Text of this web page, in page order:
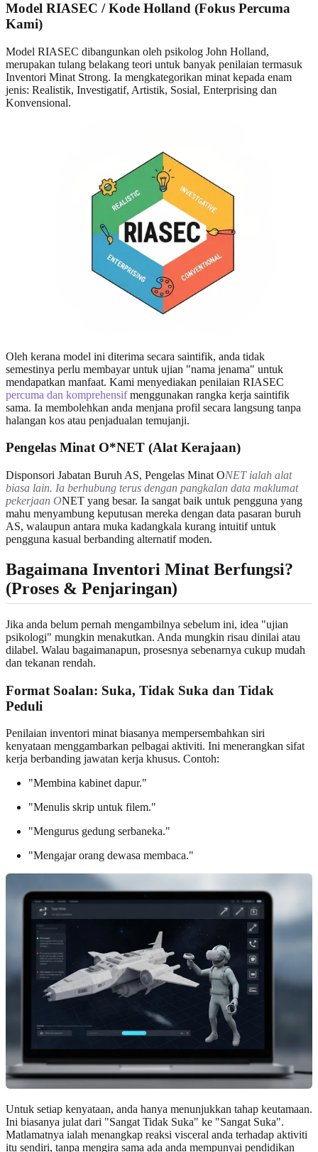
Model RIASEC / Kode Holland (Fokus Percuma
Kami)
Model RIASEC dibangunkan oleh psikolog John Holland,
merupakan tulang belakang teori untuk banyak penilaian termasuk
Inventori Minat Strong. Ia mengkategorikan minat kepada enam
jenis: Realistik, Investigatif, Artistik, Sosial, Enterprising dan
Konvensional.
Oleh kerana model ini diterima secara saintifik, anda tidak
semestinya perlu membayar untuk ujian "nama jenama" untuk
mendapatkan manfaat. Kami menyediakan penilaian RIASEC
percuma dan komprehensifmenggunakan rangka kerja saintifik
sama. Ia membolehkan anda menjana profil secara langsung tanpa
halangan kos atau penjadualan temujanji.
Pengelas Minat O*NET (Alat Kerajaan)
Disponsori Jabatan Buruh AS, Pengelas Minat ONET ialah alat
biasa lain. Ia berhubung terus dengan pangkalan data maklumat
pekerjaan ONET yang besar. Ia sangat baik untuk pengguna yang
mahu menyambung keputusan mereka dengan data pasaran buruh
AS, walaupun antara muka kadangkala kurang intuitif untuk
pengguna kasual berbanding alternatif moden.
Bagaimana Inventori Minat Berfungsi?
(Proses & Penjaringan)
Jika anda belum pernah mengambilnya sebelum ini, idea "ujian
psikologi" mungkin menakutkan. Anda mungkin risau dinilai atau
dilabel. Walau bagaimanapun, prosesnya sebenarnya cukup mudah
dan tekanan rendah.
Format Soalan: Suka, Tidak Suka dan Tidak
Peduli
Penilaian inventori minat biasanya mempersembahkan siri
kenyataan menggambarkan pelbagai aktiviti. Ini menerangkan sifat
kerja berbanding jawatan kerja khusus. Contoh:
"Membina kabinet dapur."
"Menulis skrip untuk filem."
"Mengurus gedung serbaneka."
"Mengajar orang dewasa membaca."
Untuk setiap kenyataan, anda hanya menunjukkan tahap keutamaan.
Ini biasanya julat dari "Sangat Tidak Suka" ke "Sangat Suka".
Matlamatnya ialah menangkap reaksi visceral anda terhadap aktiviti
itu sendiri, tanpa mengira sama ada anda mempunyai pendidikan